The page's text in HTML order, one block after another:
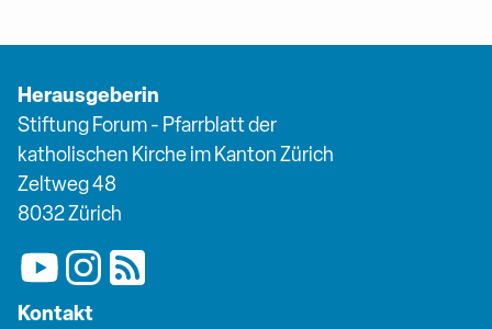
Herausgeberin
Stiftung Forum - Pfarrblatt der
katholischen Kirche im Kanton Zürich
Zeltweg 48
8032 Zürich
Kontakt